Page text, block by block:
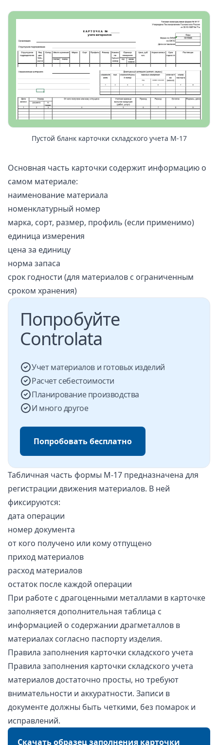
Пустой бланк карточки складского учета М-17
Основная часть карточки содержит информацию о
самом материале:
наименование материала
номенклатурный номер
марка, сорт, размер, профиль (если применимо)
единица измерения
цена за единицу
норма запаса
срок годности (для материалов с ограниченным
сроком хранения)
Попробуйте
Controlata
Учет материалов и готовых изделий
Расчет себестоимости
Планирование производства
И много другое
Попробовать бесплатно
Табличная часть формы М-17 предназначена для
регистрации движения материалов. В ней
фиксируются:
дата операции
номер документа
от кого получено или кому отпущено
приход материалов
расход материалов
остаток после каждой операции
При работе с драгоценными металлами в карточке
заполняется дополнительная таблица с
информацией о содержании драгметаллов в
материалах согласно паспорту изделия.
Правила заполнения карточки складского учета
Правила заполнения карточки складского учета
материалов достаточно просты, но требуют
внимательности и аккуратности. Записи в
документе должны быть четкими, без помарок и
исправлений.
Скачать образец заполнения карточки